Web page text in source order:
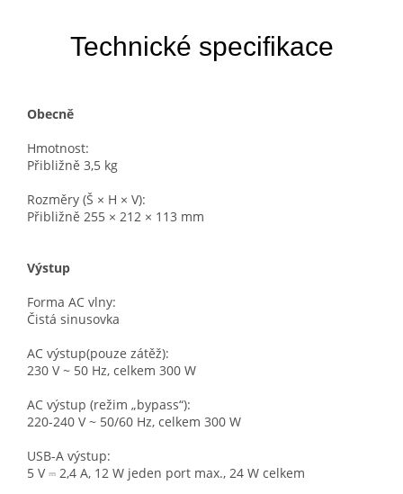
Technické specifikace
Obecně
Hmotnost:
Přibližně 3,5 kg
Rozměry (Š × H × V):
Přibližně 255 × 212 × 113 mm
Výstup
Forma AC vlny:
Čistá sinusovka
AC výstup(pouze zátěž):
230 V ~ 50 Hz, celkem 300 W
AC výstup (režim „bypass“):
220-240 V ~ 50/60 Hz, celkem 300 W
USB-A výstup:
5 V ⎓ 2,4 A, 12 W jeden port max., 24 W celkem